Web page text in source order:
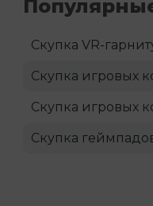
Скупка VR-
Скупка игровых
Скупка игровых
Скупка